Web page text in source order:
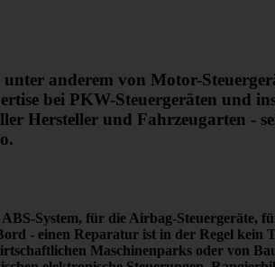
anderem von Motor-
bei PKW-Steuergeräten und
Hersteller und Fahrzeugarten -
System, für die Airbag-Steuergeräte,
- einen Reparatur ist in der Regel kein
Maschinenparks oder von